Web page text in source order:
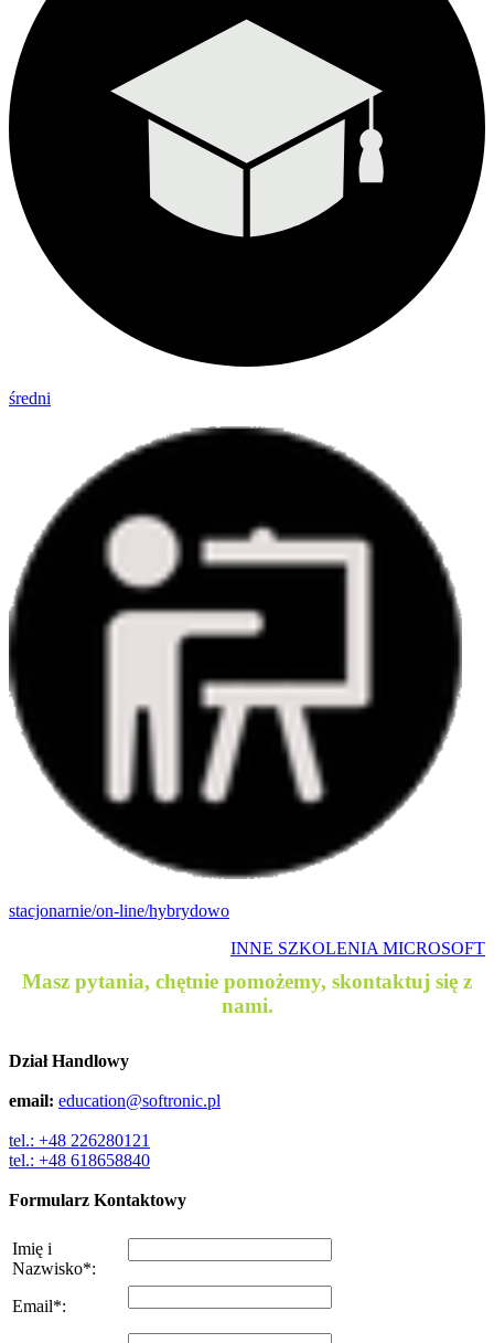
średni
stacjonarnie/on-line/hybrydowo
INNE SZKOLENIA MICROSOFT
Masz pytania, chętnie pomożemy, skontaktuj się z
nami.
Dział Handlowy
email: education@softronic.pl
tel.: +48 226280121
tel.: +48 618658840
Formularz Kontaktowy
Imię i
Nazwisko*:
Email*: